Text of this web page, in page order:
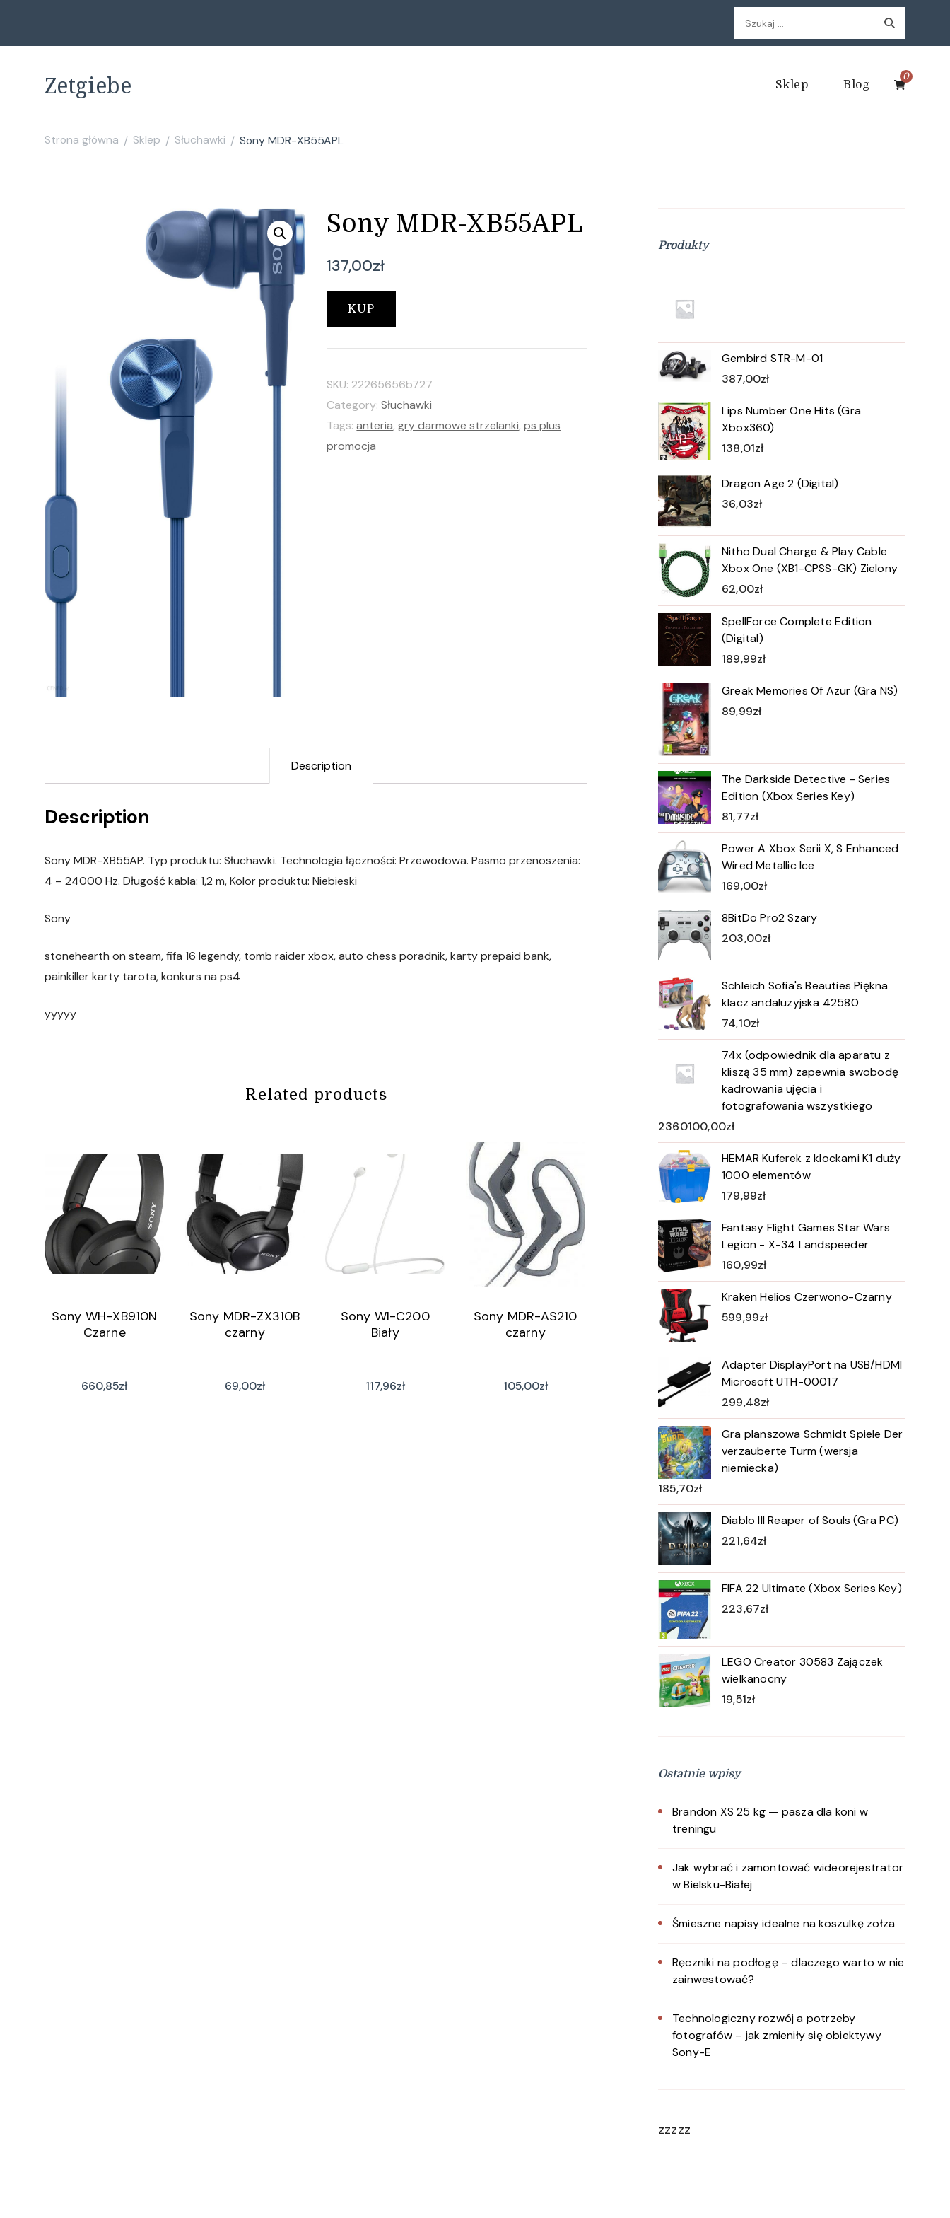
Szukaj:
Zetgiebe Sklep Blog
0
Strona główna / Sklep / Słuchawki / Sony MDR-XB55APL
Sony MDR-XB55APL
137,00zł
KUP
SKU: 22265656b727
Category:Słuchawki
Tags:anteria,gry darmowe strzelanki,ps plus
promocja
Description
Description
Sony MDR-XB55AP. Typ produktu: Słuchawki. Technologia łączności: Przewodowa. Pasmo przenoszenia:
4 – 24000 Hz. Długość kabla: 1,2 m, Kolor produktu: Niebieski
Sony
stonehearth on steam, fifa 16 legendy, tomb raider xbox, auto chess poradnik, karty prepaid bank,
painkiller karty tarota, konkurs na ps4
yyyyy
Related products
Sony WH-XB910N
Czarne
660,85zł
Sony MDR-ZX310B
czarny
69,00zł
Sony WI-C200
Biały
117,96zł
Sony MDR-AS210
czarny
105,00zł
Produkty
Gembird STR-M-01
387,00zł
Lips Number One Hits (Gra
Xbox360)
138,01zł
Dragon Age 2 (Digital)
36,03zł
Nitho Dual Charge & Play Cable
Xbox One (XB1-CPSS-GK) Zielony
62,00zł
SpellForce Complete Edition
(Digital)
189,99zł
Greak Memories Of Azur (Gra NS)
89,99zł
The Darkside Detective - Series
Edition (Xbox Series Key)
81,77zł
Power A Xbox Serii X, S Enhanced
Wired Metallic Ice
169,00zł
8BitDo Pro2 Szary
203,00zł
Schleich Sofia's Beauties Piękna
klacz andaluzyjska 42580
74,10zł
74x (odpowiednik dla aparatu z
kliszą 35 mm) zapewnia swobodę
kadrowania ujęcia i
fotografowania wszystkiego
2360100,00zł
HEMAR Kuferek z klockami K1 duży
1000 elementów
179,99zł
Fantasy Flight Games Star Wars
Legion - X-34 Landspeeder
160,99zł
Kraken Helios Czerwono-Czarny
599,99zł
Adapter DisplayPort na USB/HDMI
Microsoft UTH-00017
299,48zł
Gra planszowa Schmidt Spiele Der
verzauberte Turm (wersja
niemiecka)
185,70zł
Diablo III Reaper of Souls (Gra PC)
221,64zł
FIFA 22 Ultimate (Xbox Series Key)
223,67zł
LEGO Creator 30583 Zajączek
wielkanocny
19,51zł
Ostatnie wpisy
Brandon XS 25 kg — pasza dla koni w
treningu
Jak wybrać i zamontować wideorejestrator
w Bielsku-Białej
Śmieszne napisy idealne na koszulkę zołza
Ręczniki na podłogę – dlaczego warto w nie
zainwestować?
Technologiczny rozwój a potrzeby
fotografów – jak zmieniły się obiektywy
Sony-E
zzzzz